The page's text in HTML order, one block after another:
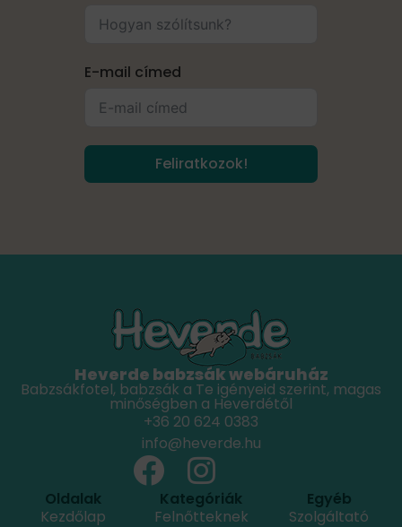
E-mail címed
Feliratkozok!
Heverde babzsák webáruház
Babzsákfotel, babzsák a Te igényeid szerint, magas
minőségben a Heverdétől
+36 20 624 0383
info@heverde.hu
Oldalak
Kezdőlap
Kategóriák
Felnőtteknek
Egyéb
Szolgáltató